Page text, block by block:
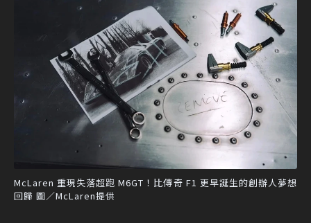
McLaren 重現失落超跑 M6GT！比傳奇 F1 更早誕生的創辦人夢想
回歸 圖／McLaren提供